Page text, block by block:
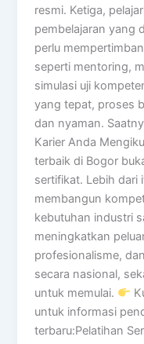
resmi. Ketiga,
pembelajaran yang
perlu
seperti mentoring,
simulasi uji
yang tepat, proses
dan nyaman.
Karier Anda
terbaik di Bogor
sertifikat. Lebih dari
membangun
kebutuhan industri
meningkatkan
profesionalisme,
secara nasional,
untuk memulai.
untuk informasi
terbaru:Pelatihan